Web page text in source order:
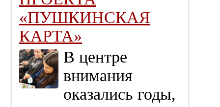
«ПУШКИНСКАЯ
КАРТА»
В центре
внимания
оказались годы,